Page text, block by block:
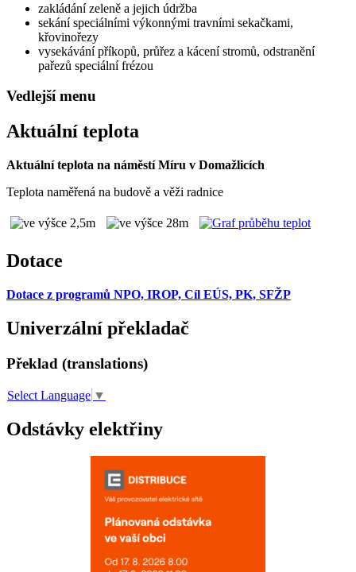
zakládání zeleně a jejich údržba
sekání speciálními výkonnými travními sekačkami,
křovinořezy
vysekávání příkopů, průřez a kácení stromů, odstranění
pařezů speciální frézou
Vedlejší menu
Aktuální teplota
Aktuální teplota na náměstí Míru v Domažlicích
Teplota naměřená na budově a věži radnice
Dotace
Dotace z programů NPO, IROP, Cíl EÚS, PK, SFŽP
Univerzální překladač
Překlad (translations)
Select Language ▼
Odstávky elektřiny